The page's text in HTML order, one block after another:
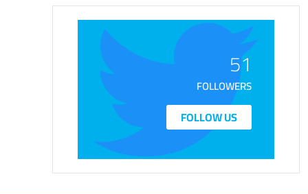
51
FOLLOWERS
FOLLOW US